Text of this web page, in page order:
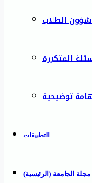
الطلاب
المتكررة
توضيحية
التطبيقات
مجلة الجامعة (الرئيسية)